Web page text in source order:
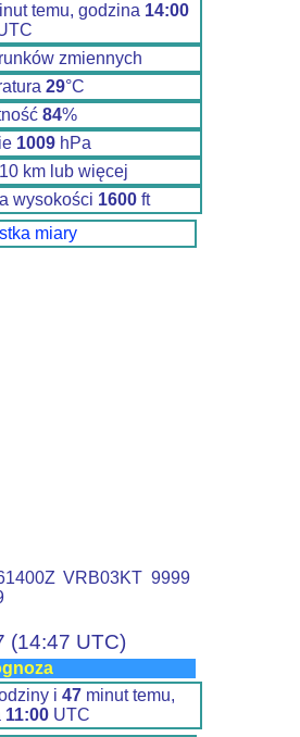
temu, godzina 14:00
zmiennych
29°C
84%
1009hPa
km lub więcej
wysokości 1600 ft
miary
VRB03KT 9999
(14:47 UTC)
i 47 minut temu,
11:00UTC